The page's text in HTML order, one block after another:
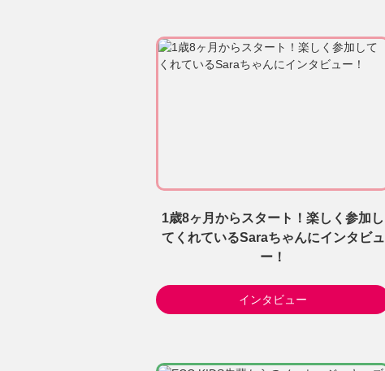
1歳8ヶ月からスタート！楽しく参加し
てくれているSaraちゃんにインタビュ
ー！
インタビュー